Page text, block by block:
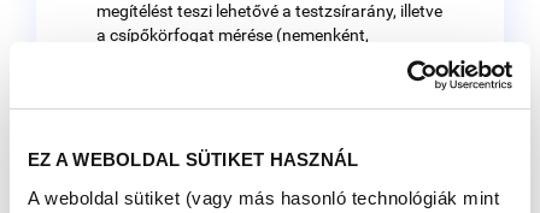
EZ A WEBOLDAL SÜTIKET HASZNÁL
A weboldal sütiket (vagy más hasonló technológiák mint
megítélést teszi lehetővé a testzsírarány, illetve
a csípőkörfogat mérése (nemenként,
rasszonként eltérő normálértékek mellett).
elhízás esetén (arányos a csípőkörfogattal).